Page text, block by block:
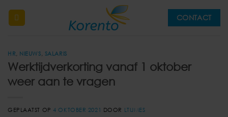
naar
CONTACT
HR NIEUWS SALARIS
Werktijdverkorting vanaf 1 oktober
weer aan te vragen
GEPLAATST OP 4 OKTOBER 2021 DOOR LTIJMES